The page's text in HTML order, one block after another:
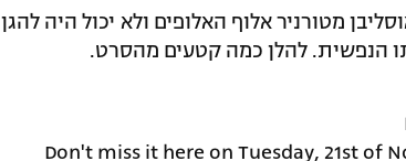
מטורניר אלוף האלופים ולא יכול היה להגן
הנפשית. להלן כמה קטעים מהסרט.
Don't miss it here on Tuesday, 21st of